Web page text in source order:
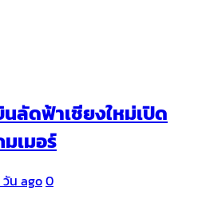
ลัดฟ้าเชียงใหม่เปิด
เมอร์
วัน ago0